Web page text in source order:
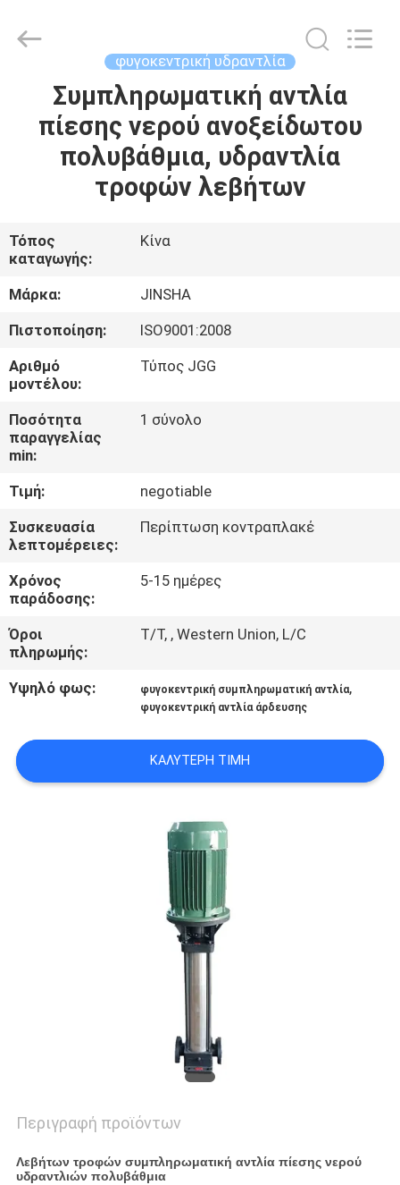
ΣΠΊΤΙ
ΠΡΟΪΌΝΤΑ
ΕΜΕΊΣ
ΓΎΡΟΣ
ΕΡΓΟΣΤΑΣΊΩΝ
ΠΟΙΟΤΙΚΌΣ
ΈΛΕΓΧΟΣ
ΕΛΆΤΕ
ΣΕ
ΕΠΑΦΉ
ΜΕ
ΖΗΤΉΣΤΕ
ΈΝΑ
ΑΠΌΣΠΑΣΜΑ
SITEMAP
Technology
φυγοκεντρική υδραντλία
Συμπληρωματική αντλία
πίεσης νερού ανοξείδωτου
πολυβάθμια, υδραντλία
τροφών λεβήτων
Τόπος
καταγωγής:
Κίνα
Μάρκα:
JINSHA
Πιστοποίηση:
ISO9001:2008
Αριθμό
μοντέλου:
Τύπος JGG
Ποσότητα
παραγγελίας
min:
1 σύνολο
Τιμή:
negotiable
Συσκευασία
λεπτομέρειες:
Περίπτωση κοντραπλακέ
Χρόνος
παράδοσης:
5-15 ημέρες
Όροι
πληρωμής:
T/T, , Western Union, L/C
Υψηλό φως: φυγοκεντρική συμπληρωματική αντλία,
φυγοκεντρική αντλία άρδευσης
ΚΑΛΎΤΕΡΗ ΤΙΜΉ
Περιγραφή προϊόντων
Λεβήτων τροφών συμπληρωματική αντλία πίεσης νερού
υδραντλιών πολυβάθμια